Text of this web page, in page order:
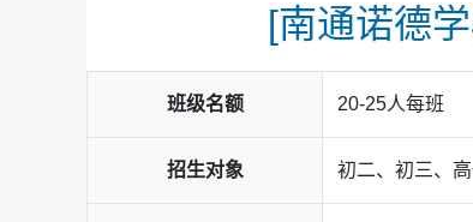
[南通诺德
班级名额 20-25人每班
招生对象 初二、初三、